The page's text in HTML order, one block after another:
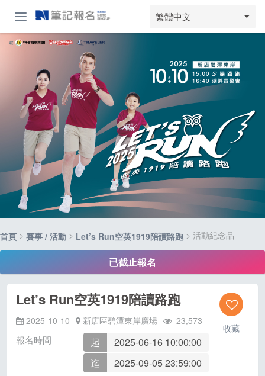
繁體中文
首頁 > 賽事 / 活動 > Let’s Run空英1919陪讀路跑 > 活動紀念品
已截止報名
收藏
Let’s Run空英1919陪讀路跑
2025-10-10 新店區碧潭東岸廣場 23,573
報名時間 起
2025-06-16 10:00:00
迄
2025-09-05 23:59:00